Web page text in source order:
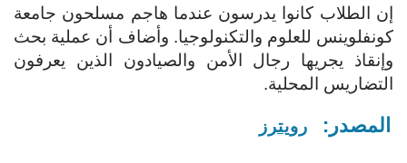
إن الطلاب كانوا يدرسون عندما هاجم مسلحون جامعة
كونفلوينس للعلوم والتكنولوجيا. وأضاف أن عملية بحث
وإنقاذ يجريها رجال الأمن والصيادون الذين يعرفون
التضاريس المحلية.
المصدر: رويترز